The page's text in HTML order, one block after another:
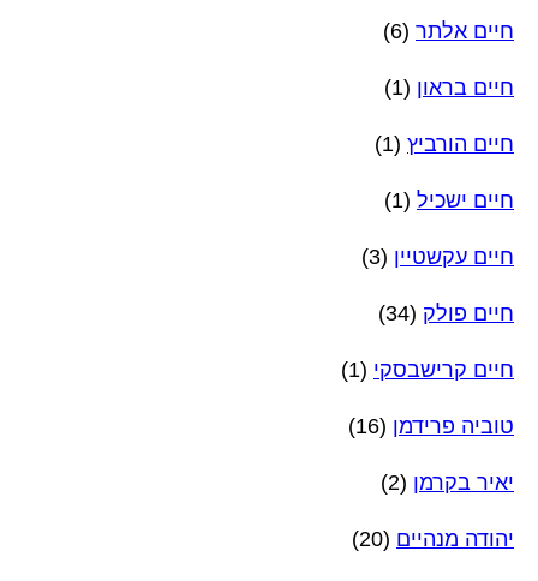
חיים אלתר (6)
חיים בראון (1)
חיים הורביץ (1)
חיים ישכיל (1)
חיים עקשטיין (3)
חיים פולק (34)
חיים קרישבסקי (1)
טוביה פרידמן (16)
יאיר בקרמן (2)
יהודה מנהיים (20)